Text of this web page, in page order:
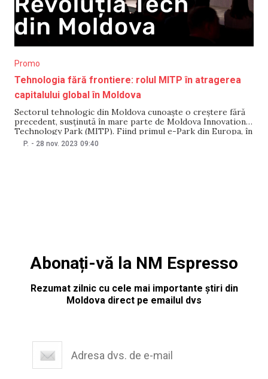
Promo
Tehnologia fără frontiere: rolul MITP în atragerea
capitalului global în Moldova
Sectorul tehnologic din Moldova cunoaște o creștere fără
precedent, susținută în mare parte de Moldova Innovation
Technology Park (MITP). Fiind primul e-Park din Europa, în
scurt timp MITP a devenit un ecosistem care a schimbat
P. - 28 nov. 2023 09:40
Abonați-vă la NM Espresso
Rezumat zilnic cu cele mai importante știri din
Moldova direct pe emailul dvs